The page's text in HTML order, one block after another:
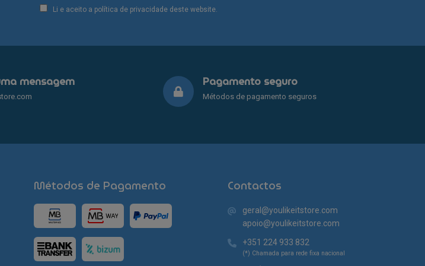
be
page
page
Li e aceito a política de privacidade deste website.
mensagem Pagamento seguro
Métodos de pagamento seguros
Métodos de Pagamento Contactos
geral@youlikeitstore.com
apoio@youlikeitstore.com
+351 224 933 832
(*) Chamada para rede fixa nacional